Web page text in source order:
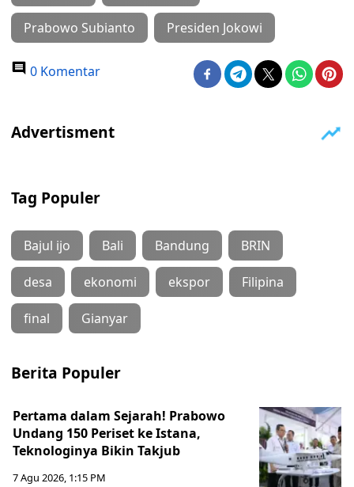
Prabowo Subianto Presiden Jokowi
0 Komentar
Tag Populer
Bajul ijo Bali Bandung BRIN
desa ekonomi ekspor Filipina
final Gianyar
Berita Populer
Pertama dalam Sejarah! Prabowo
Undang 150 Periset ke Istana,
Teknologinya Bikin Takjub
7 Agu 2026, 1:15 PM